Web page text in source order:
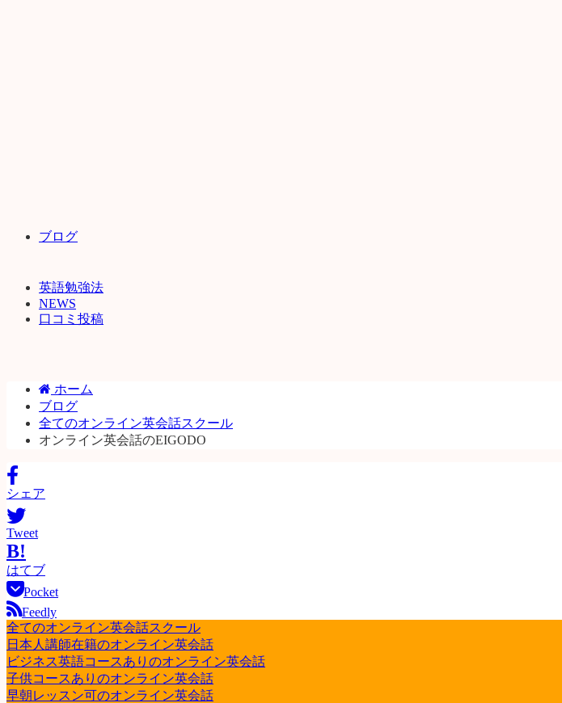
ブログ
英語勉強法
NEWS
口コミ投稿
ホーム
ブログ
全てのオンライン英会話スクール
オンライン英会話のEIGODO
シェア
Tweet
B!
はてブ
Pocket
Feedly
全てのオンライン英会話スクール
日本人講師在籍のオンライン英会話
ビジネス英語コースありのオンライン英会話
子供コースありのオンライン英会話
早朝レッスン可のオンライン英会話